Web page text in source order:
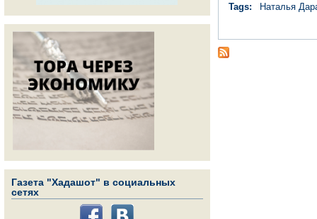
Газета "Хадашот" в социальных
сетях
Tags: Наталья